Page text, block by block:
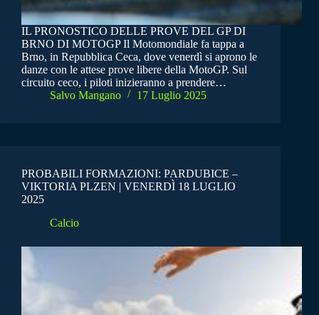
IL PRONOSTICO DELLE PROVE DEL GP DI
BRNO DI MOTOGP Il Motomondiale fa tappa a
Brno, in Repubblica Ceca, dove venerdì si aprono le
danze con le attese prove libere della MotoGP. Sul
circuito ceco, i piloti inizieranno a prendere…
Salvo Mangano
17 Luglio 2025
PROBABILI FORMAZIONI: PARDUBICE –
VIKTORIA PLZEN | VENERDÌ 18 LUGLIO
2025
Calcio